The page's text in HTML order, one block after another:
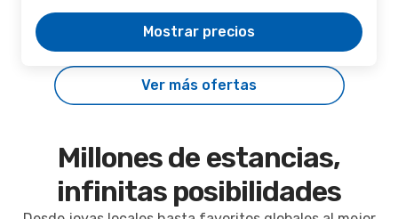
Mostrar precios
Ver más ofertas
Millones de estancias,
infinitas posibilidades